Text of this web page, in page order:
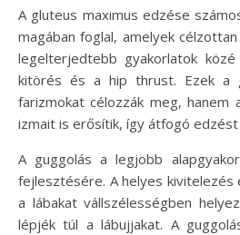
A gluteus maximus edzése
magában foglal, amelyek
legelterjedtebb gyakorlatok
kitörés és a hip thrust. Ezek a
farizmokat célozzák meg,
izmait is erősítik, így átfogó
A guggolás a legjobb
fejlesztésére. A helyes
a lábakat vállszélességben
lépjék túl a lábujjakat. A